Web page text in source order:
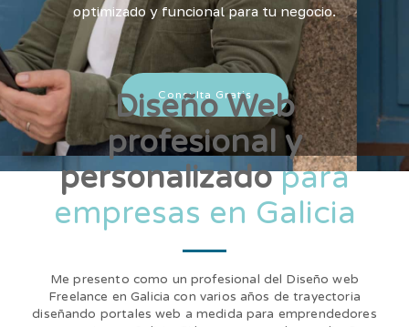
optimizado y funcional para tu negocio.
Consulta Gratis
Diseño Web
profesional y
personalizadopara
empresas en Galicia
Me presento como un profesional del Diseño web
Freelance en Galicia con varios años de trayectoria
diseñando portales web a medida para emprendedores